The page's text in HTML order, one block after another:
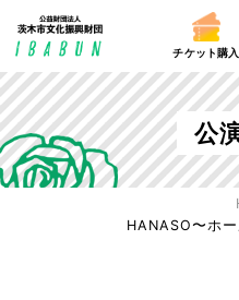
チケット購入
公
HANASO〜ホ